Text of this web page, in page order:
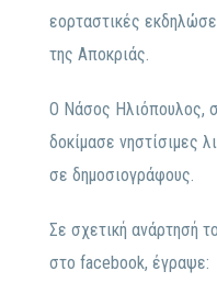
εορταστικές
της Αποκριάς.
Ο Νάσος Ηλιόπουλος,
δοκίμασε νηστίσιμες
σε δημοσιογράφους.
Σε σχετική ανάρτησή
στο facebook, έγραψε: